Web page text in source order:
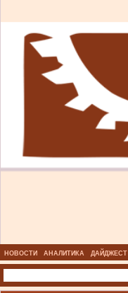
НОВОСТИ АНАЛИТИКА ДАЙДЖЕСТ